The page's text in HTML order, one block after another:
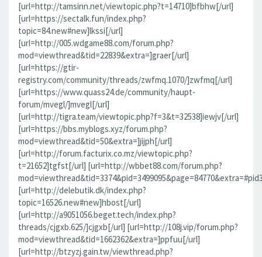
[url=http://tamsinn.net/viewtopic.php?t=14710]bfbhw[/url]
[url=https://sectalk.fun/index.php?
topic=84.new#new]lkssi[/url]
[url=http://005.wdgame88.com/forum.php?
mod=viewthread&tid=22839&extra=]graer[/url]
[url=https://gtir-
registry.com/community/threads/zwfmq.1070/]zwfmq[/url]
[url=https://www.quass24.de/community/haupt-
forum/mvegl/]mvegl[/url]
[url=http://tigra.team/viewtopic.php?f=3&t=32538]iewjv[/url]
[url=https://bbs.myblogs.xyz/forum.php?
mod=viewthread&tid=50&extra=]jijph[/url]
[url=http://forum.facturix.co.mz/viewtopic.php?
t=21652]tgfst[/url] [url=http://wbbet88.com/forum.php?
[url=http://delebutik.dk/index.php?
topic=16526.new#new]hbost[/url]
[url=http://a9051056.beget.tech/index.php?
threads/cjgxb.625/]cjgxb[/url] [url=http://108j.vip/forum.php?
mod=viewthread&tid=1662362&extra=]ppfuu[/url]
[url=http://btzyzj.gain.tw/viewthread.php?